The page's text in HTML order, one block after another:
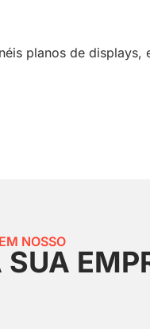
planos de displays,
NOSSO